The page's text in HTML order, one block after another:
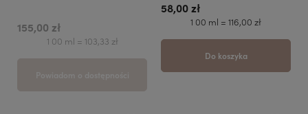
155,00 zł
1 00 ml = 103,33 zł
58,00 zł
1 00 ml = 116,00 zł
Do koszyka